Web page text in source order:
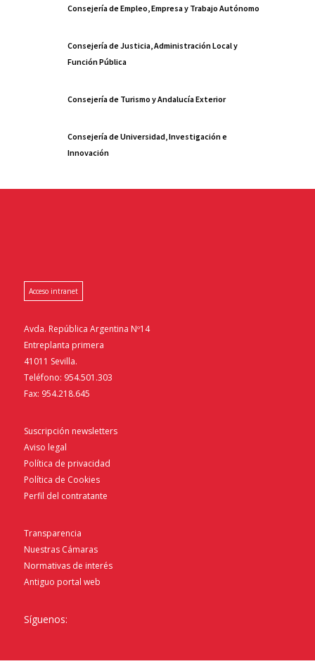
Consejería de Empleo, Empresa y Trabajo Autónomo
Consejería de Justicia, Administración Local y
Función Pública
Consejería de Turismo y Andalucía Exterior
Consejería de Universidad, Investigación e
Innovación
Acceso intranet
Avda. República Argentina Nº14
Entreplanta primera
41011 Sevilla.
Teléfono: 954.501.303
Fax: 954.218.645
Suscripción newsletters
Aviso legal
Política de privacidad
Política de Cookies
Perfil del contratante
Transparencia
Nuestras Cámaras
Normativas de interés
Antiguo portal web
Síguenos: